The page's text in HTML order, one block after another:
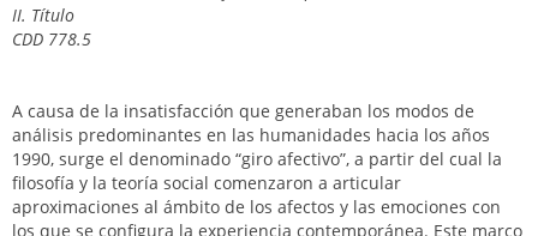
II. Título
CDD 778.5
A causa de la insatisfacción que generaban los modos de
análisis predominantes en las humanidades hacia los años
1990, surge el denominado “giro afectivo”, a partir del cual la
filosofía y la teoría social comenzaron a articular
aproximaciones al ámbito de los afectos y las emociones con
los que se configura la experiencia contemporánea. Este marco